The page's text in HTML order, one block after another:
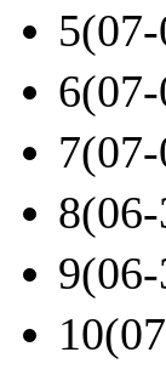
5
6
7
8
9
10